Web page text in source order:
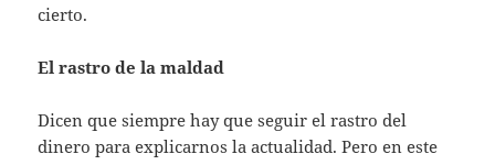
cierto.
El rastro de la maldad
Dicen que siempre hay que seguir el rastro del
dinero para explicarnos la actualidad. Pero en este